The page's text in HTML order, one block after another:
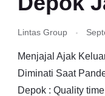
Lintas Group
Menjajal Ajak
Diminati Saat
Depok : Quality